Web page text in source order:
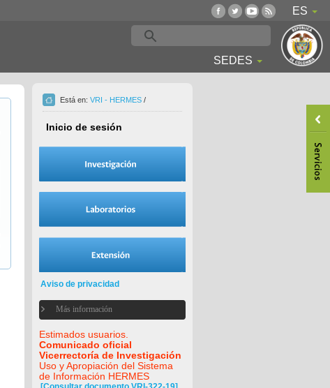
ES
SEDES
Está en: VRI - HERMES /
Inicio de sesión
Aviso de privacidad
Más información
Estimados usuarios.
Comunicado oficial
Vicerrectoría de Investigación
Uso y Apropiación del Sistema
de Información HERMES